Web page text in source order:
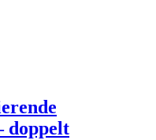
doppelt